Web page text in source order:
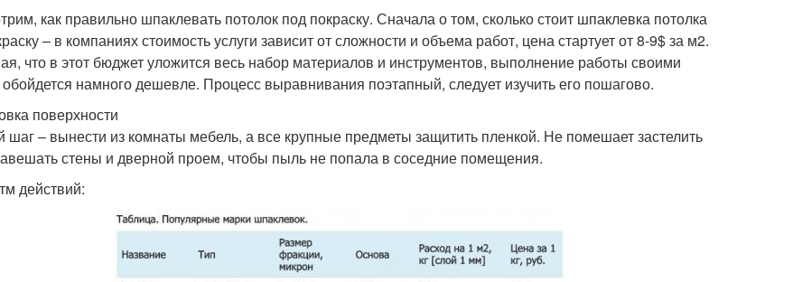
как правильно шпаклевать потолок под покраску. Сначала о том, сколько стоит шпаклевка потолка
– в компаниях стоимость услуги зависит от сложности и объема работ, цена стартует от 8-9$ за м2.
что в этот бюджет уложится весь набор материалов и инструментов, выполнение работы своими
намного дешевле. Процесс выравнивания поэтапный, следует изучить его пошагово.
поверхности
– вынести из комнаты мебель, а все крупные предметы защитить пленкой. Не помешает застелить
стены и дверной проем, чтобы пыль не попала в соседние помещения.
действий: